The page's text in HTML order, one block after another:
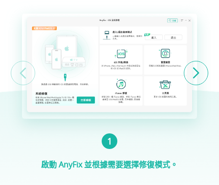
1
啟動 AnyFix 並根據需要選擇修復模式。